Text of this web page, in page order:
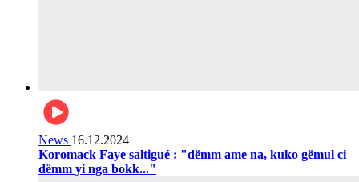
News 16.12.2024
Koromack Faye saltigué : "dëmm ame na, kuko gëmul ci
dëmm yi nga bokk..."